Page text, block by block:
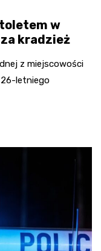
w
kradzież
z miejscowości
26-letniego